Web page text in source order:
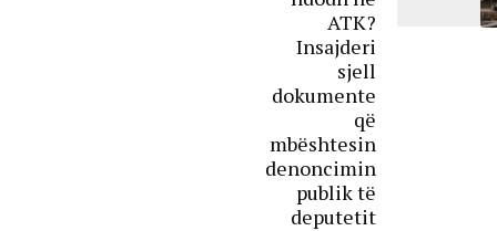
ATK?
Insajderi
sjell
dokumente
që
mbështesin
denoncimin
publik të
deputetit